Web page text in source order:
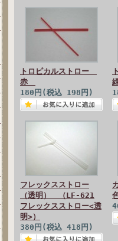
トロピカルストロー
赤
180円(税込 198円)
フレックスストロー
（透明） （LF-621
フレックスストロー<透
明>）
380円(税込 418円)